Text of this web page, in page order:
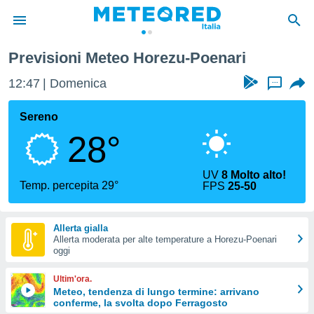
di
per
le
di
Web
le
Previsioni Meteo Horezu-Poenari
12:47 Domenica ...
Sereno
28°
Temp. percepita 29°
UV8 Molto alto!
FPS25-50
Allerta gialla
Allerta moderata per alte temperature a Horezu-Poenari
oggi
Ultim'ora.
Meteo, tendenza di lungo termine: arrivano
conferme, la svolta dopo Ferragosto